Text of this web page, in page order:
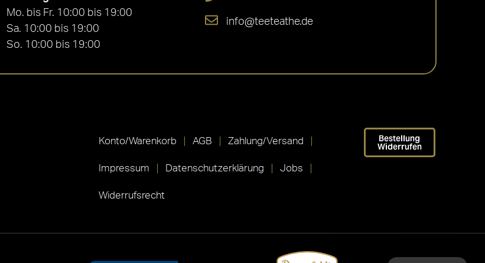
Mo. bis Fr. 10:00 bis 19:00
Sa. 10:00 bis 19:00
So. 10:00 bis 19:00
info@teeteathe.de
Konto/Warenkorb AGB Zahlung/Versand
Impressum Datenschutzerklärung Jobs
Widerrufsrecht
Bestellung
Widerrufen